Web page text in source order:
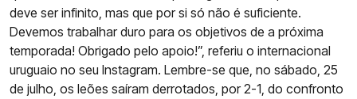
deve ser infinito, mas que por si só não é suficiente.
Devemos trabalhar duro para os objetivos de a próxima
temporada! Obrigado pelo apoio!”, referiu o internacional
uruguaio no seu Instagram. Lembre-se que, no sábado, 25
de julho, os leões saíram derrotados, por 2-1, do confronto